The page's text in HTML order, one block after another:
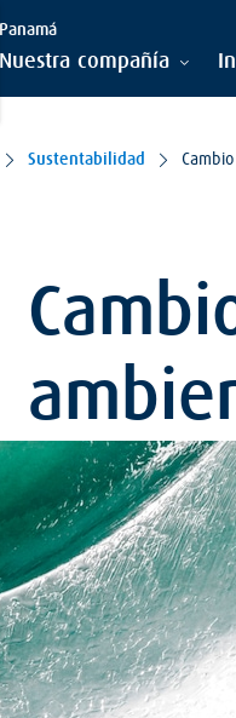
Panamá
Nuestra compañía
Sustentabilidad